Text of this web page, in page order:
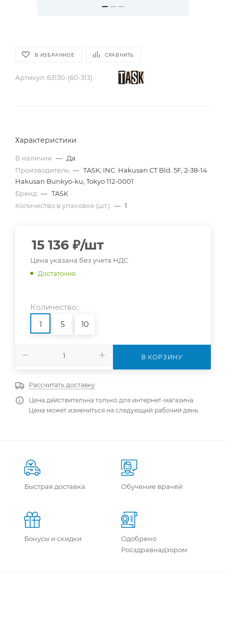
В ИЗБРАННОЕ СРАВНИТЬ
Артикул: 63130-(60-313)
Характеристики
В наличии — Да
Производитель — TASK, INC. Hakusan CT Bld. 5F, 2-38-14
Hakusan Bunkyo-ku, Tokyo 112-0001
Бренд — TASK
Количество в упаковке (шт.) — 1
15 136 ₽/шт
Цена указана без учета НДС
Достаточно
Количество:
1
5 10
В КОРЗИНУ
Рассчитать доставку
Цена действительна только для интернет-магазина.
Цена может измениться на следующий рабочий день.
Быстрая доставка Обучение врачей
Бонусы и скидки
Одобрено
Росздравнадзором